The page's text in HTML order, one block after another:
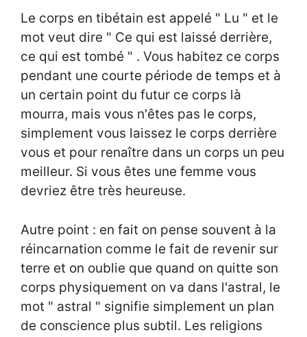
Le corps en tibétain est appelé " Lu " et le
mot veut dire " Ce qui est laissé derrière,
ce qui est tombé " . Vous habitez ce corps
pendant une courte période de temps et à
un certain point du futur ce corps là
mourra, mais vous n'êtes pas le corps,
simplement vous laissez le corps derrière
vous et pour renaître dans un corps un peu
meilleur. Si vous êtes une femme vous
devriez être très heureuse.
Autre point : en fait on pense souvent à la
réincarnation comme le fait de revenir sur
terre et on oublie que quand on quitte son
corps physiquement on va dans l'astral, le
mot " astral " signifie simplement un plan
de conscience plus subtil. Les religions